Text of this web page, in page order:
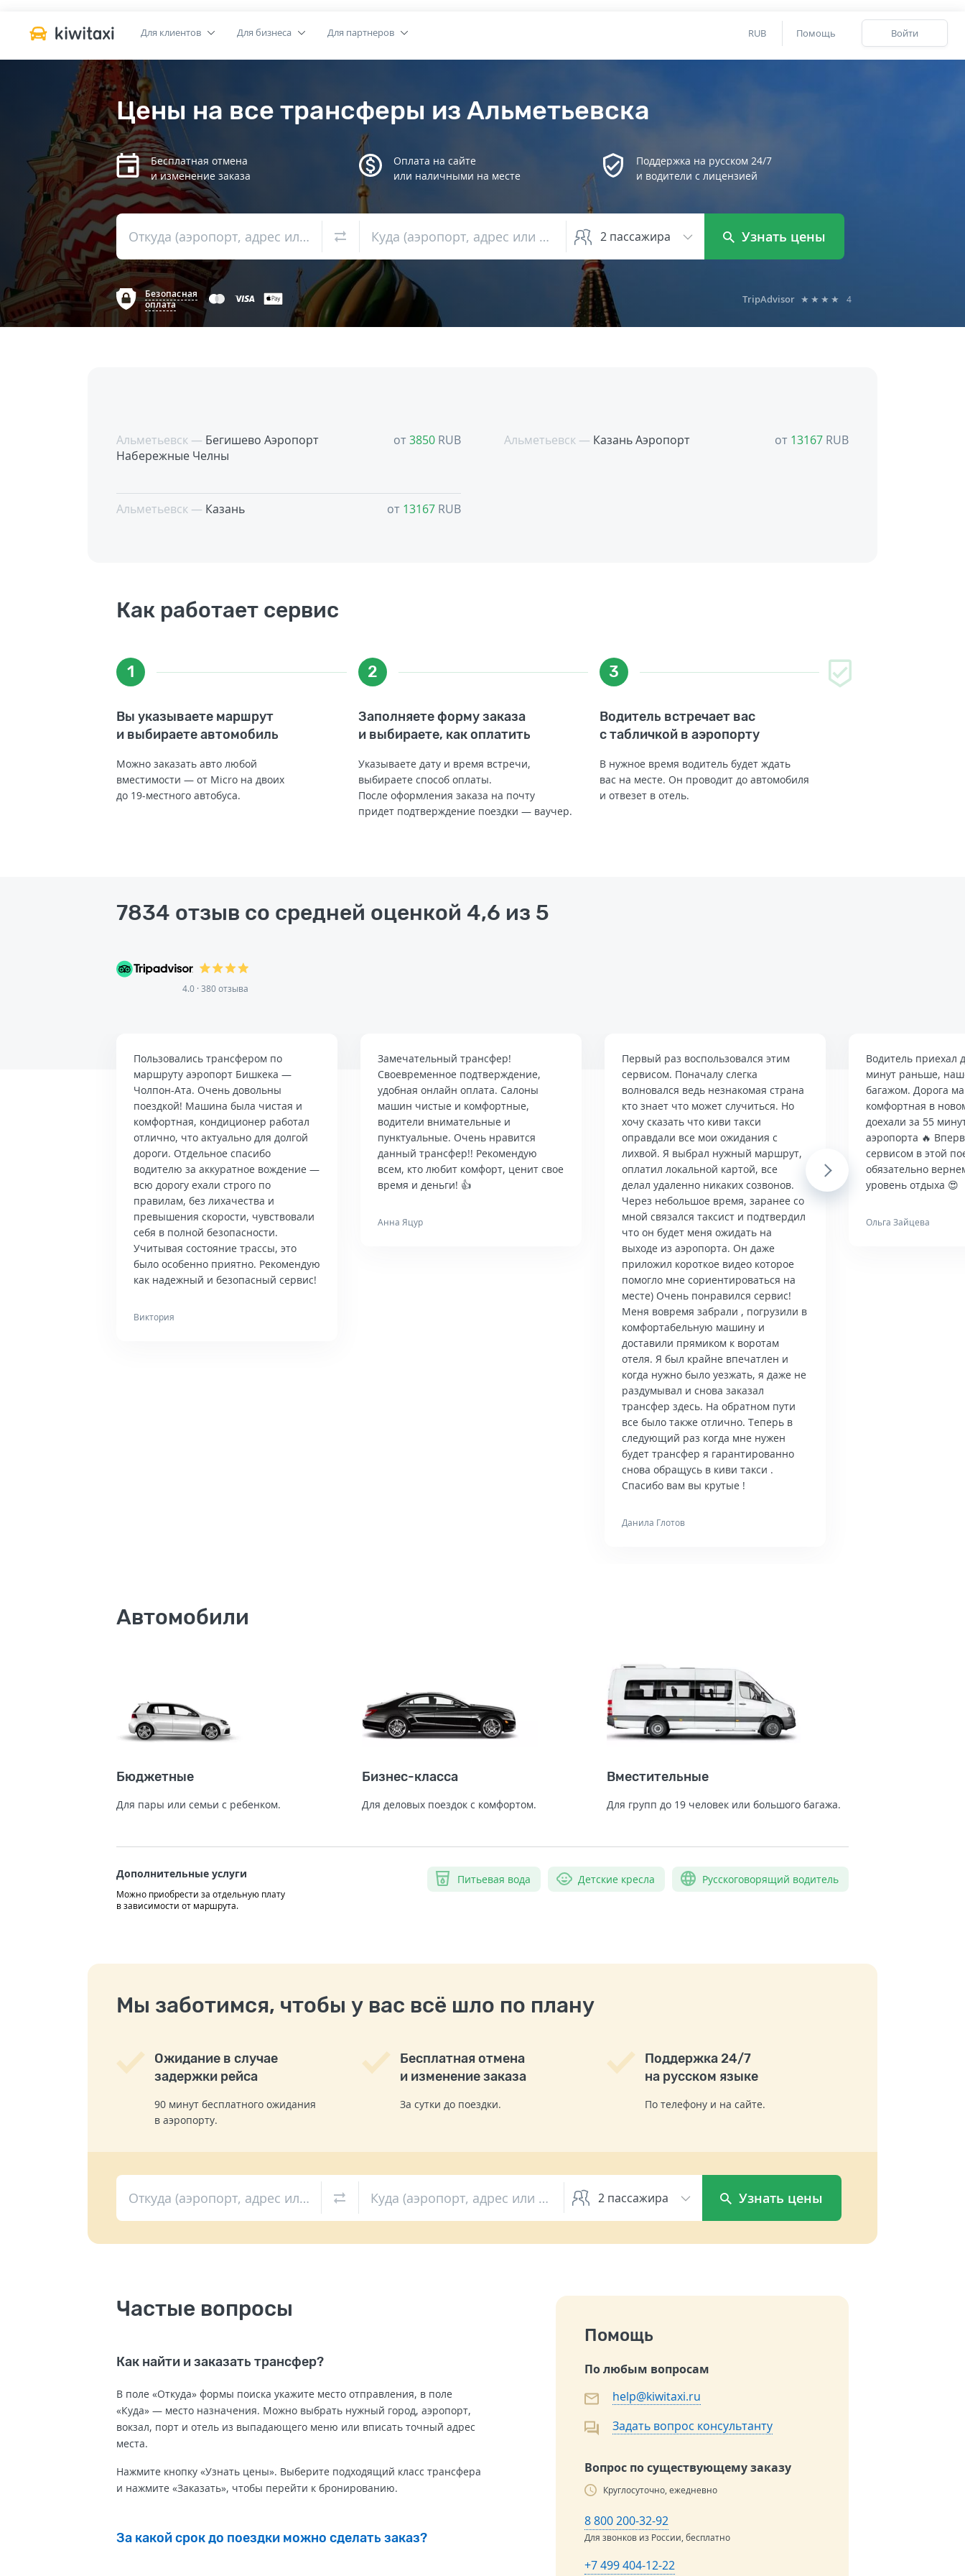
RUB Помощь Войти
Для клиентов Для бизнеса Для партнеров
Цены на все трансферы из Альметьевска
Бесплатная отмена
и изменение заказа
Оплата на сайте
или наличными на месте
Поддержка на русском 24/7
и водители с лицензией
Откуда (аэропорт, адрес или вокзал) Куда (аэропорт, адрес или вокзал) 2 пассажира Узнать цены
Безопасная
оплата
TripAdvisor ★★★★ 4
Альметьевск — Бегишево Аэропорт
Набережные Челны
от3850 RUB
Альметьевск — Казань от 13167 RUB
Альметьевск — Казань Аэропорт от 13167 RUB
Как работает сервис
1
Вы указываете маршрут
и выбираете автомобиль
Можно заказать авто любой
вместимости — от Micro на двоих
до 19-местного автобуса.
2
Заполняете форму заказа
и выбираете, как оплатить
Указываете дату и время встречи,
выбираете способ оплаты.
После оформления заказа на почту
придет подтверждение поездки — ваучер.
3
Водитель встречает вас
с табличкой в аэропорту
В нужное время водитель будет ждать
вас на месте. Он проводит до автомобиля
и отвезет в отель.
7834 отзыв со средней оценкой 4,6 из 5
4.0 · 380 отзыва
Пользовались трансфером по
маршруту аэропорт Бишкека —
Чолпон-Ата. Очень довольны
поездкой! Машина была чистая и
комфортная, кондиционер работал
отлично, что актуально для долгой
дороги. Отдельное спасибо
водителю за аккуратное вождение —
всю дорогу ехали строго по
правилам, без лихачества и
превышения скорости, чувствовали
себя в полной безопасности.
Учитывая состояние трассы, это
было особенно приятно. Рекомендую
как надежный и безопасный сервис!
Виктория
Замечательный трансфер!
Своевременное подтверждение,
удобная онлайн оплата. Салоны
машин чистые и комфортные,
водители внимательные и
пунктуальные. Очень нравится
данный трансфер!! Рекомендую
всем, кто любит комфорт, ценит свое
время и деньги! 👍
Анна Яцур
Первый раз воспользовался этим
сервисом. Поначалу слегка
волновался ведь незнакомая страна
кто знает что может случиться. Но
хочу сказать что киви такси
оправдали все мои ожидания с
лихвой. Я выбрал нужный маршрут,
оплатил локальной картой, все
делал удаленно никаких созвонов.
Через небольшое время, заранее со
мной связался таксист и подтвердил
что он будет меня ожидать на
выходе из аэропорта. Он даже
приложил короткое видео которое
помогло мне сориентироваться на
месте) Очень понравился сервис!
Меня вовремя забрали , погрузили в
комфортабельную машину и
доставили прямиком к воротам
отеля. Я был крайне впечатлен и
когда нужно было уезжать, я даже не
раздумывал и снова заказал
трансфер здесь. На обратном пути
все было также отлично. Теперь в
следующий раз когда мне нужен
будет трансфер я гарантированно
снова обращусь в киви такси .
Спасибо вам вы крутые !
Данила Глотов
Водитель приехал
минут раньше,
багажом. Дорога
комфортная в
доехали за 55
аэропорта 🔥
сервисом в этой
обязательно
уровень отдыха 😍
Ольга Зайцева
Next
Автомобили
Бюджетные
Для пары или семьи с ребенком.
Бизнес-класса
Для деловых поездок с комфортом.
Вместительные
Для групп до 19 человек или большого багажа.
Дополнительные услуги
Можно приобрести за отдельную плату
в зависимости от маршрута.
Питьевая вода Детские кресла Русскоговорящий водитель
Мы заботимся, чтобы у вас всё шло по плану
Ожидание в случае
задержки рейса
90 минут бесплатного ожидания
в аэропорту.
Бесплатная отмена
и изменение заказа
За сутки до поездки.
Поддержка 24/7
на русском языке
По телефону и на сайте.
Откуда (аэропорт, адрес или вокзал) Куда (аэропорт, адрес или вокзал) 2 пассажира Узнать цены
Частые вопросы
Как найти и заказать трансфер?
В поле «Откуда» формы поиска укажите место отправления, в поле
«Куда» — место назначения. Можно выбрать нужный город, аэропорт,
вокзал, порт и отель из выпадающего меню или вписать точный адрес
места.
Нажмите кнопку «Узнать цены». Выберите подходящий класс трансфера
и нажмите «Заказать», чтобы перейти к бронированию.
За какой срок до поездки можно сделать заказ?
Помощь
По любым вопросам
help@kiwitaxi.ru
Задать вопрос консультанту
Вопрос по существующему заказу
Круглосуточно, ежедневно
8 800 200-32-92
Для звонков из России, бесплатно
+7 499 404-12-22